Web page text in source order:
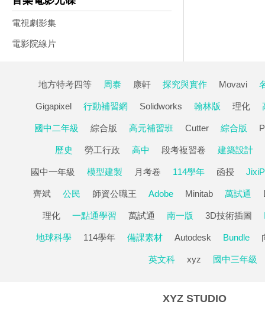
電視劇影集
電影院線片
地方特考四等 周泰 康軒 探究與實作 Movavi
Gigapixel 行動補習網 Solidworks 翰林版 理化
國中二年級 綜合版 高元補習班 Cutter 綜合版
歷史 勞工行政 高中 段考複習卷 建築設計
國中一年級 模型建製 月考卷 114學年 函授
齊斌 公民 師資公職王 Adobe Minitab 萬試通
理化 一點通學習 萬試通 南一版 3D技術插圖
地球科學 114學年 備課素材 Autodesk Bundle
英文科 xyz 國中三年級
XYZ STUDIO